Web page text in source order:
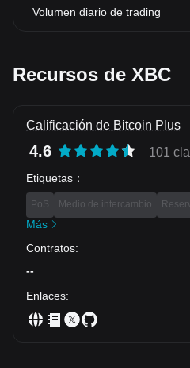
Volumen diario de trading
Recursos de XBC
Calificación de Bitcoin Plus
4.6 101
Etiquetas ：
PoS Medio de intercambio
Más
Contratos:
--
Enlaces: